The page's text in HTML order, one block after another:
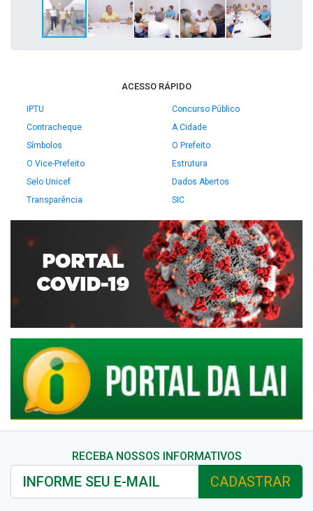
ACESSO RÁPIDO
IPTU
Concurso Público
Contracheque
A Cidade
Símbolos
O Prefeito
O Vice-Prefeito
Estrutura
Selo Unicef
Dados Abertos
Transparência
SIC
RECEBA NOSSOS INFORMATIVOS
CADASTRAR